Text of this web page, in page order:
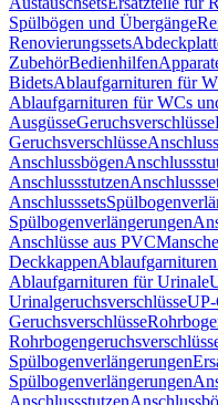
Spülbögen und Übergänge
Renovierungssets
ZubehörBedienhilfen
BidetsAblaufgarnituren für
Ablaufgarnituren für WCs
AusgüsseGeruchsverschlüsse
Geruchsverschlüsse
Anschlussbögen
Anschlussstutzen
Anschlusssets
Spülbogenverlängerungen
Anschlüsse aus PVC
Deckkappen
Ablaufgarnituren für Urinale
UrinalgeruchsverschlüsseUP-
Geruchsverschlüsse
Spülbogenverlängerungen
Spülbogenverlängerungen
Anschlussstutzen